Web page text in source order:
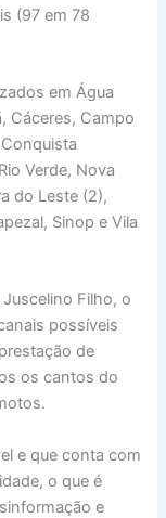
(97 em 78
em Água
Cáceres, Campo
Verde, Nova
do Leste (2),
Sinop e Vila
Filho, o
possíveis
de
os cantos do
e que conta com
o que é
e